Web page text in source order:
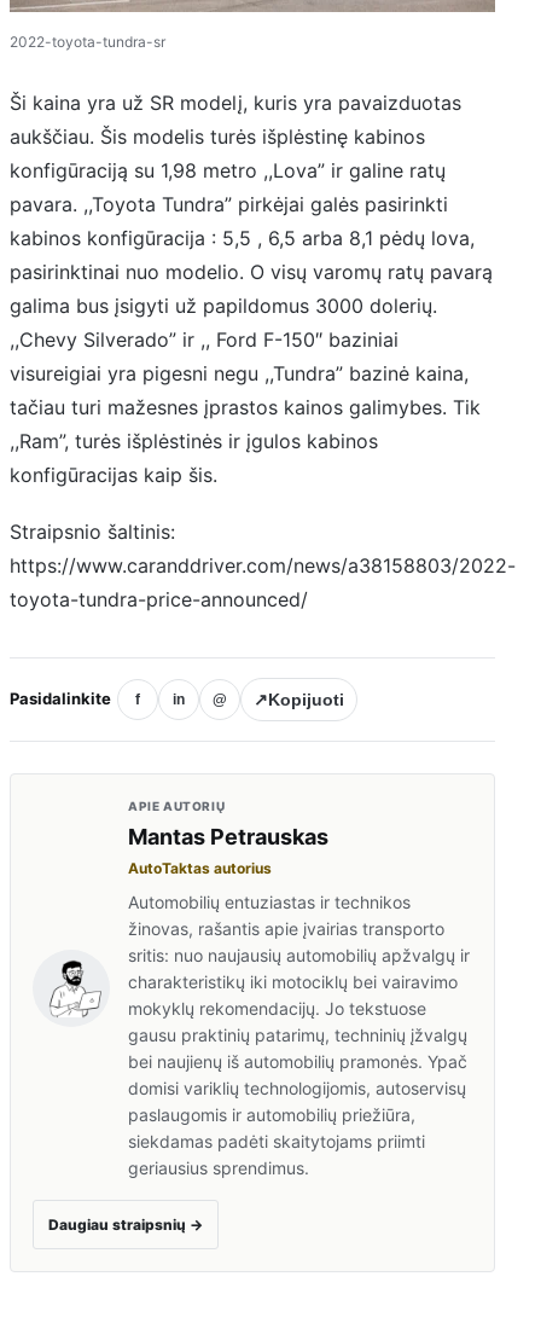
2022-toyota-tundra-sr
Ši kaina yra už SR modelį, kuris yra pavaizduotas
aukščiau. Šis modelis turės išplėstinę kabinos
konfigūraciją su 1,98 metro ,,Lova” ir galine ratų
pavara. ,,Toyota Tundra” pirkėjai galės pasirinkti
kabinos konfigūracija : 5,5 , 6,5 arba 8,1 pėdų lova,
pasirinktinai nuo modelio. O visų varomų ratų pavarą
galima bus įsigyti už papildomus 3000 dolerių.
,,Chevy Silverado” ir ,, Ford F-150″ baziniai
visureigiai yra pigesni negu ,,Tundra” bazinė kaina,
tačiau turi mažesnes įprastos kainos galimybes. Tik
,,Ram”, turės išplėstinės ir įgulos kabinos
konfigūracijas kaip šis.
Straipsnio šaltinis:
https://www.caranddriver.com/news/a38158803/2022-
toyota-tundra-price-announced/
Pasidalinkite f in @ ↗Kopijuoti
APIE AUTORIŲ
Mantas Petrauskas
AutoTaktas autorius
Automobilių entuziastas ir technikos
žinovas, rašantis apie įvairias transporto
sritis: nuo naujausių automobilių apžvalgų ir
charakteristikų iki motociklų bei vairavimo
mokyklų rekomendacijų. Jo tekstuose
gausu praktinių patarimų, techninių įžvalgų
bei naujienų iš automobilių pramonės. Ypač
domisi variklių technologijomis, autoservisų
paslaugomis ir automobilių priežiūra,
siekdamas padėti skaitytojams priimti
geriausius sprendimus.
Daugiau straipsnių →